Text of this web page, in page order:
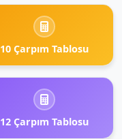
10 Çarpım Tablosu
12 Çarpım Tablosu